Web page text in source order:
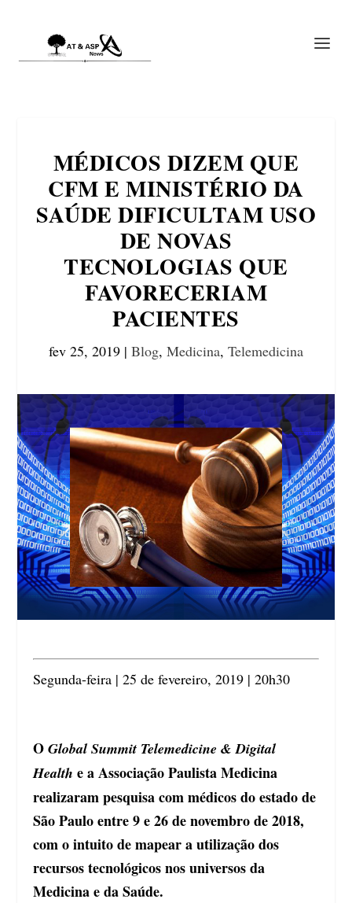
MÉDICOS DIZEM QUE
CFM E MINISTÉRIO DA
SAÚDE DIFICULTAM USO
DE NOVAS
TECNOLOGIAS QUE
FAVORECERIAM
PACIENTES
fev 25, 2019 | Blog, Medicina, Telemedicina
Segunda-feira | 25 de fevereiro, 2019 | 20h30
OGlobal Summit Telemedicine & Digital
Health e a Associação Paulista Medicina
realizaram pesquisa com médicos do estado de
São Paulo entre 9 e 26 de novembro de 2018,
com o intuito de mapear a utilização dos
recursos tecnológicos nos universos da
Medicina e da Saúde.